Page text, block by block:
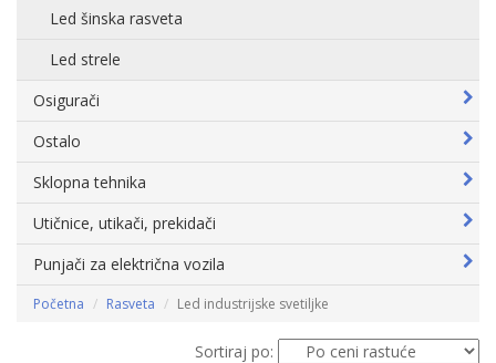
Led šinska rasveta
Led strele
Osigurači
Ostalo
Sklopna tehnika
Utičnice, utikači, prekidači
Punjači za električna vozila
Početna Rasveta Led industrijske svetiljke
Sortiraj po: